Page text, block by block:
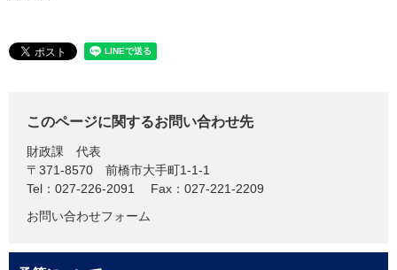
このページに関するお問い合わせ先
財政課
代表
〒371-8570
前橋市大手町1-1-1
Tel：027-226-2091
Fax：027-221-2209
お問い合わせフォーム